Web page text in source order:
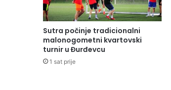
Sutra počinje tradicionalni
malonogometni kvartovski
turnir u Đurđevcu
1 sat prije